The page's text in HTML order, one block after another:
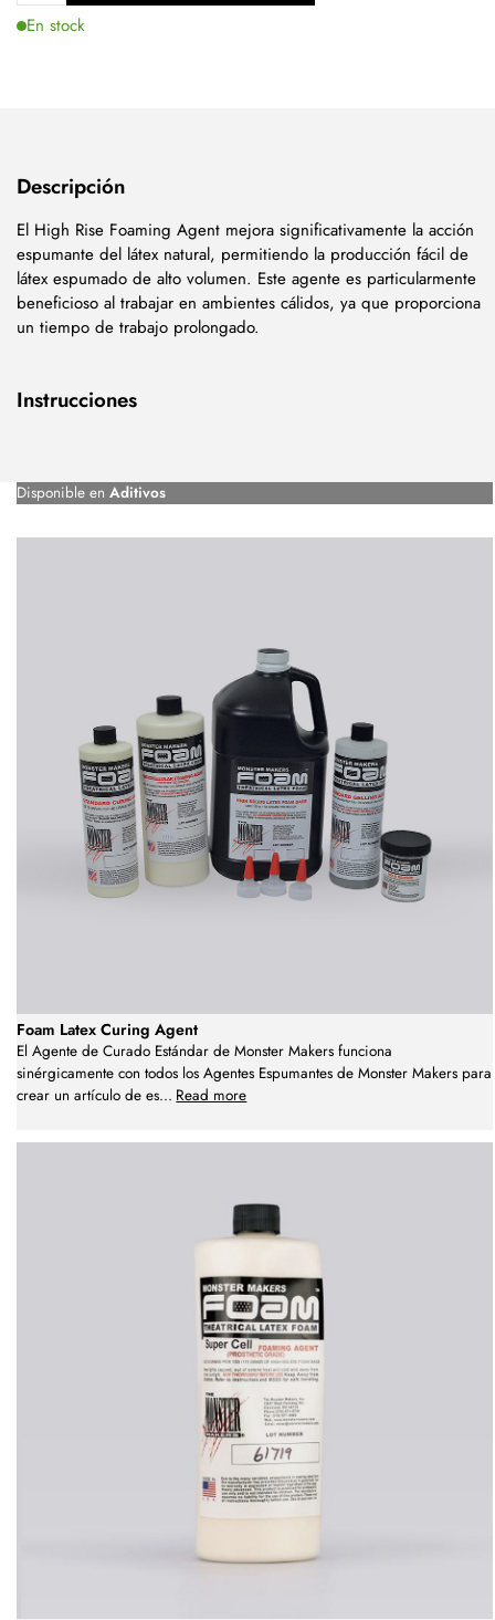
En stock
Descripción
El High Rise Foaming Agent mejora significativamente la acción
espumante del látex natural, permitiendo la producción fácil de
látex espumado de alto volumen. Este agente es particularmente
beneficioso al trabajar en ambientes cálidos, ya que proporciona
un tiempo de trabajo prolongado.
Instrucciones
Disponible en Aditivos
Foam Latex Curing Agent
El Agente de Curado Estándar de Monster Makers funciona
sinérgicamente con todos los Agentes Espumantes de Monster Makers para
crear un artículo de es... Read more